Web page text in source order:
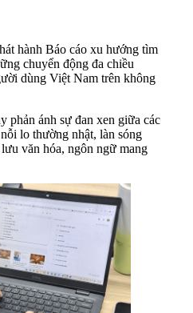
hành Báo cáo xu hướng tìm
chuyển động đa chiều
dùng Việt Nam trên không
phản ánh sự đan xen giữa các
lo thường nhật, làn sóng
văn hóa, ngôn ngữ mang